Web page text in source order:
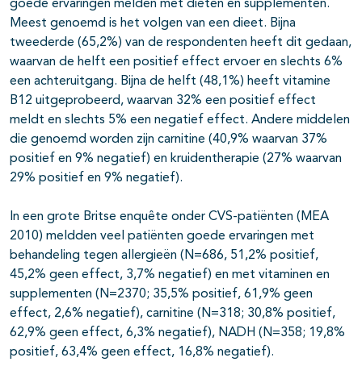
goede ervaringen melden met diëten en supplementen.
Meest genoemd is het volgen van een dieet. Bijna
tweederde (65,2%) van de respondenten heeft dit gedaan,
waarvan de helft een positief effect ervoer en slechts 6%
een achteruitgang. Bijna de helft (48,1%) heeft vitamine
B12 uitgeprobeerd, waarvan 32% een positief effect
meldt en slechts 5% een negatief effect. Andere middelen
die genoemd worden zijn carnitine (40,9% waarvan 37%
positief en 9% negatief) en kruidentherapie (27% waarvan
29% positief en 9% negatief).
In een grote Britse enquête onder CVS-patiënten (MEA
2010) meldden veel patiënten goede ervaringen met
behandeling tegen allergieën (N=686, 51,2% positief,
45,2% geen effect, 3,7% negatief) en met vitaminen en
supplementen (N=2370; 35,5% positief, 61,9% geen
effect, 2,6% negatief), carnitine (N=318; 30,8% positief,
62,9% geen effect, 6,3% negatief), NADH (N=358; 19,8%
positief, 63,4% geen effect, 16,8% negatief).